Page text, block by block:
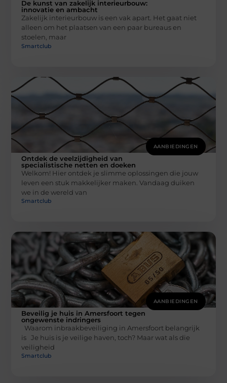
De kunst van zakelijk interieurbouw:
innovatie en ambacht
Zakelijk interieurbouw is een vak apart. Het gaat niet
alleen om het plaatsen van een paar bureaus en
stoelen, maar
Smartclub
AANBIEDINGEN
Ontdek de veelzijdigheid van
specialistische netten en doeken
Welkom! Hier ontdek je slimme oplossingen die jouw
leven een stuk makkelijker maken. Vandaag duiken
we in de wereld van
Smartclub
AANBIEDINGEN
Beveilig je huis in Amersfoort tegen
ongewenste indringers
Waarom inbraakbeveiliging in Amersfoort belangrijk
is Je huis is je veilige haven, toch? Maar wat als die
veiligheid
Smartclub